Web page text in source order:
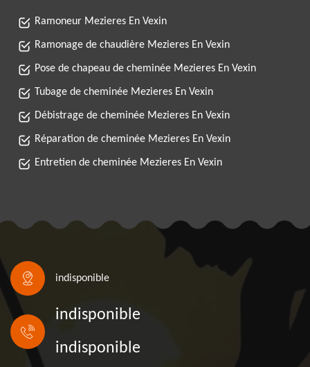
Ramoneur Mezieres En Vexin
Ramonage de chaudière Mezieres En Vexin
Pose de chapeau de cheminée Mezieres En Vexin
Tubage de cheminée Mezieres En Vexin
Débistrage de cheminée Mezieres En Vexin
Réparation de cheminée Mezieres En Vexin
Entretien de cheminée Mezieres En Vexin
indisponible
indisponible
indisponible